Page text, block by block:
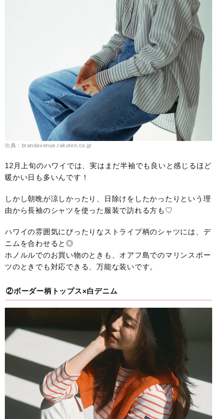
出典：brandavenue.rakuten.co.jp
12月上旬のハワイでは、実はまだ半袖でも良いと感じるほど
暖かい日も多いんです！
しかし朝晩が涼しかったり、日除けをしたかったりという理
由から長袖のシャツを使った服装で訪れる方も♡
ハワイの雰囲気にぴったりなストライプ柄のシャツには、デ
ニムを合わせると◎
ホノルルでのお買い物のときも、オアフ島でのマリンスポー
ツのときでも対応できる、万能な装いです。
②ボーダー柄トップス×白デニム